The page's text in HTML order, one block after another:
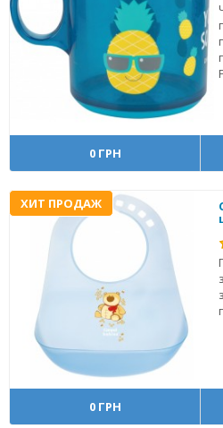
0 ГРН
ХИТ ПРОДАЖ
0 ГРН